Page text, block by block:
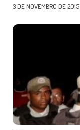
3 DE NOVEMBRO DE 2015